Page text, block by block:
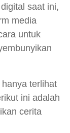
saat ini,
media
untuk
terlihat
ini adalah
cerita